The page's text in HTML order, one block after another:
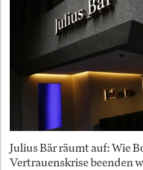
Julius Bär räumt auf: Wie
Vertrauenskrise beenden